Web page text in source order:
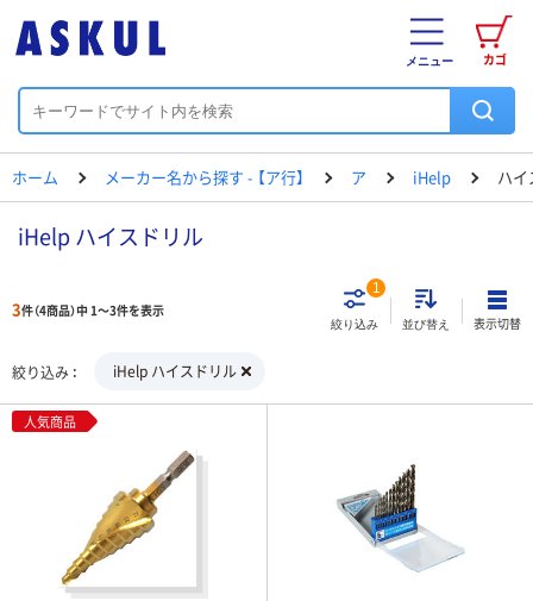
カゴ
メニュー
ホーム メーカー名から探す - 【ア行】 ア iHelp ハ
iHelp ハイスドリル
3件（4商品）中 1～3件を表示
絞り込み
1
並び替え 表示切替
絞り込み iHelp ハイスドリル
人気商品